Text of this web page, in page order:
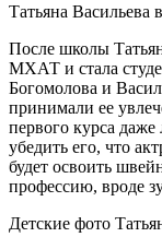
Татьяна Васильева
После школы
МХАТ и стала
Богомолова и
принимали ее
первого курса
убедить его, что
будет освоить
профессию, вроде
Детские фото